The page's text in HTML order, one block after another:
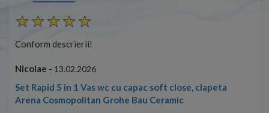
Conform descrierii!
Nicolae - 13.02.2026
Set Rapid 5 in 1 Vas wc cu capac soft close, clapeta
Arena Cosmopolitan Grohe Bau Ceramic